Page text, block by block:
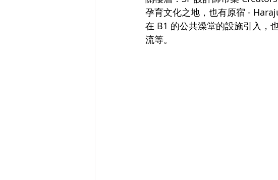
孕育文化之地，也有原宿 -
在 B1 的公共澡堂的設施引入，
流等。